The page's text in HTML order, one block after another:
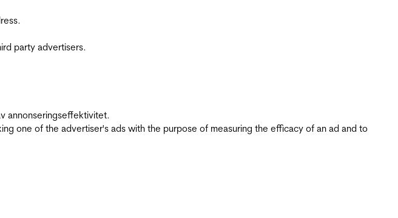
party advertisers.
annonseringseffektivitet.
one of the advertiser's ads with the purpose of measuring the efficacy of an ad and to